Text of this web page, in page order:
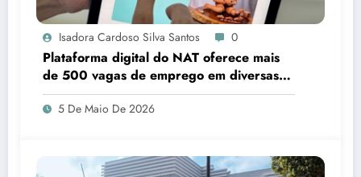
Isadora Cardoso Silva Santos 0
Plataforma digital do NAT oferece mais
de 500 vagas de emprego em diversas
áreas em Sergipe
5 De Maio De 2026